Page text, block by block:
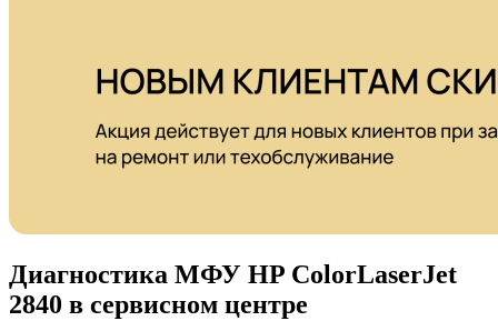
Диагностика МФУ HP ColorLaserJet
2840 в сервисном центре